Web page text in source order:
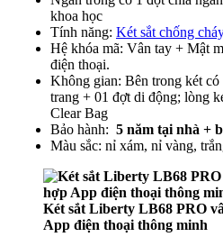
khoa học
Tính năng: Két sắt chống
Hệ khóa mã: Vân tay + Mật
điện thoại.
Không gian: Bên trong két
trang + 01 đợt di động; lòng
Clear Bag
Bảo hành: 5 năm tại nhà +
Màu sắc: nỉ xám, nỉ vàng,
Két sắt Liberty LB68 PRO
App điện thoại thông minh